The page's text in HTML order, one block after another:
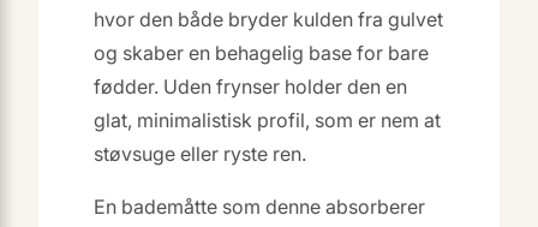
hvor den både bryder kulden fra gulvet
og skaber en behagelig base for bare
fødder. Uden frynser holder den en
glat, minimalistisk profil, som er nem at
støvsuge eller ryste ren.
En bademåtte som denne absorberer